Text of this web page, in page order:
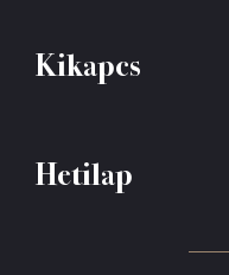
Kikapcs
Hetilap